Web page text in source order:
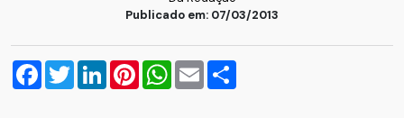
Publicado em: 07/03/2013
Facebook
TwitterLinkedInPinterestWhatsApp
Email